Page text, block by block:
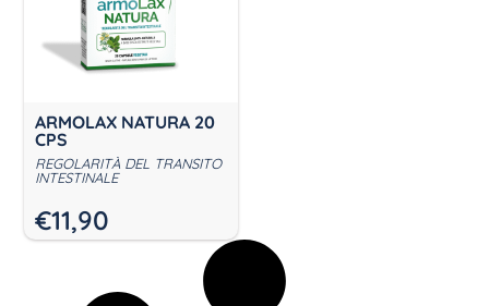
ARMOLAX NATURA 20
CPS
REGOLARITÀ DEL TRANSITO
INTESTINALE
€11,90